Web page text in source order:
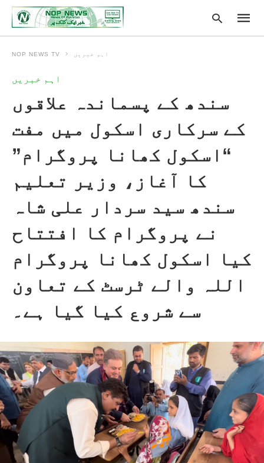
and
NOP NEWS TV اہم خبریں
اہم خبریں
سندھ کے پسماندہ علاقوں
کے سرکاری اسکول میں مفت
“اسکول کھانا پروگرام”
کا آغاز، وزیر تعلیم
سندھ سید سردار علی شاہ
نے پروگرام کا افتتاح
کیا اسکول کھانا پروگرام
اللہ والے ٹرسٹ کے تعاون
سے شروع کیا گیا ہے۔